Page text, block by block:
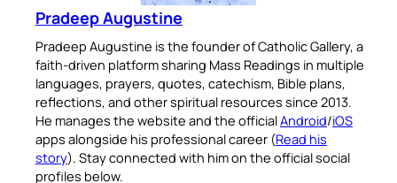
Pradeep Augustine
Pradeep Augustine is the founder of Catholic Gallery, a
faith-driven platform sharing Mass Readings in multiple
languages, prayers, quotes, catechism, Bible plans,
reflections, and other spiritual resources since 2013.
He manages the website and the officialAndroid/iOS
apps alongside his professional career (Read his
story). Stay connected with him on the official social
profiles below.